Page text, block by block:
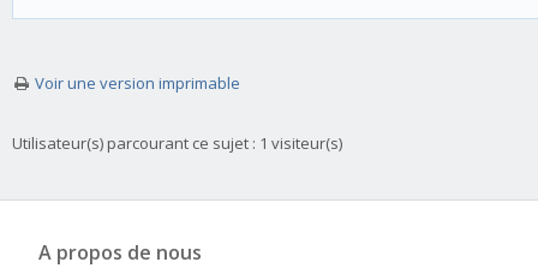
Voir une version imprimable
Utilisateur(s) parcourant ce sujet : 1 visiteur(s)
A propos de nous